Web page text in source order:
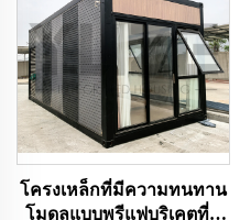
โครงเหล็กที่มีความทนทาน
โมดูลแบบพรีแฟบริเคตที่มี